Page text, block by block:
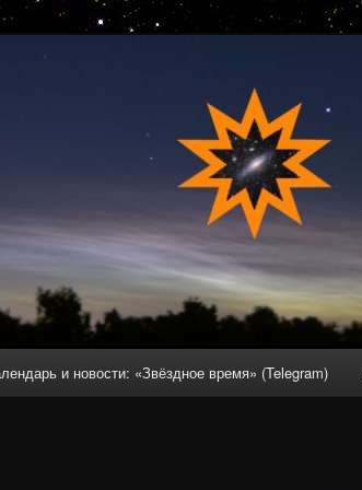
и новости: «Звёздное время» (Telegram)